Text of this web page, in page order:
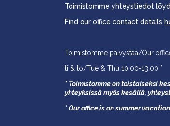
Toimistomme yhteystiedot
Find our office contact details
Toimistomme päivystää/Our
ti & to/Tue & Thu 10.00-13.00 *
* Toimistomme on toistaiseksi
yhteyksissä myös kesällä,
* Our office is on summer